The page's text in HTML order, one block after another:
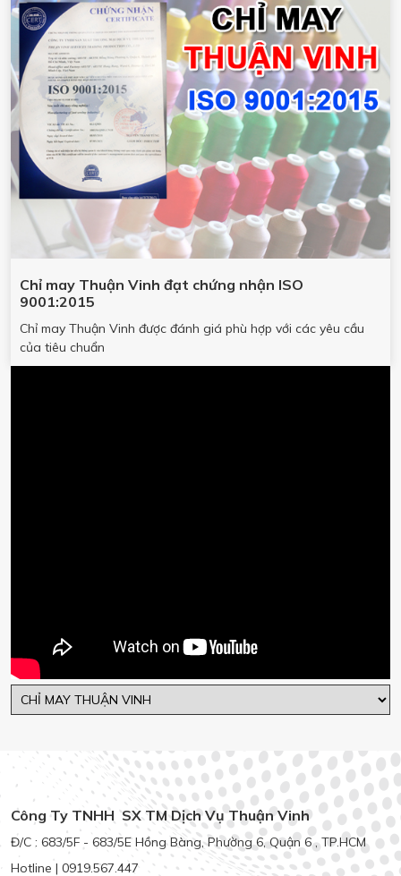
Chỉ may Thuận Vinh đạt chứng nhận ISO
9001:2015
Chỉ may Thuận Vinh được đánh giá phù hợp với các yêu cầu
của tiêu chuẩn
Công Ty TNHH SX TM Dịch Vụ Thuận Vinh
Đ/C : 683/5F - 683/5E Hồng Bàng, Phường 6, Quận 6 , TP.HCM
Hotline | 0919.567.447